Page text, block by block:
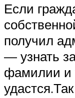
Если
получил
— узнать
фамилии и